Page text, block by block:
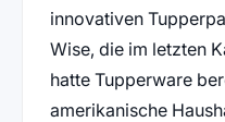
innovativen
Wise, die im letzten
hatte Tupperware
amerikanische